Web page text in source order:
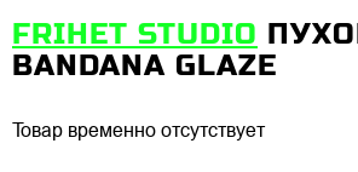
FRIHET STUDIO
BANDANA GLAZE
Товар временно отсутствует